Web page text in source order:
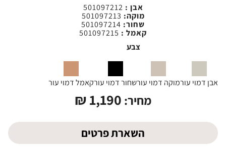
אבן :
מוקה: 501097213
שחור:
קאמל :
צבע
אבן דמוי עורמוקה דמוי עורשחור דמוי עורקאמל דמוי עור
מחיר: 1,190
₪
השארת פרטים